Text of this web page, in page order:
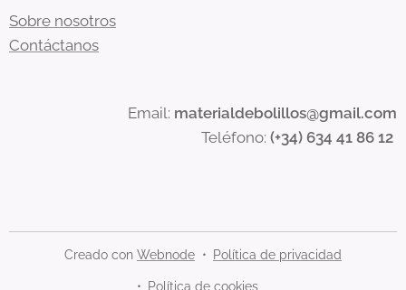
Sobre nosotros
Contáctanos
Email: materialdebolillos@gmail.com
Teléfono: (+34) 634 41 86 12
Creado con Webnode Política de privacidad
Política de cookies